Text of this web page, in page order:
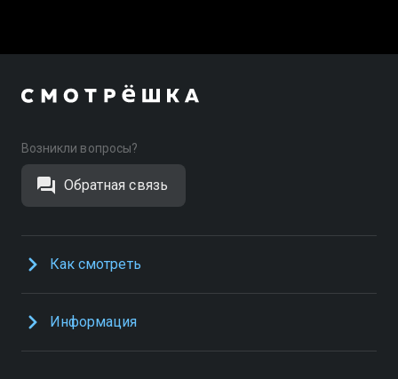
Возникли вопросы?
Обратная связь
Как смотреть
Информация